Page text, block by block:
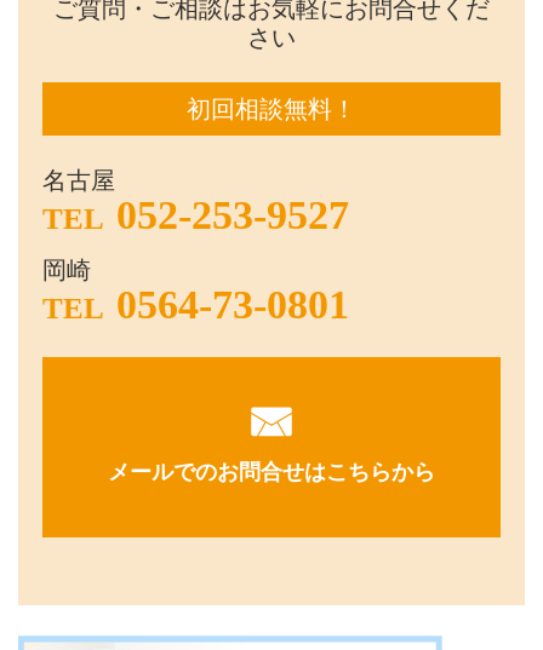
ご質問・ご相談はお気軽にお問合せくだ
さい
初回相談無料！
名古屋
TEL 052-253-9527
岡崎
TEL 0564-73-0801
メールでのお問合せはこちらから